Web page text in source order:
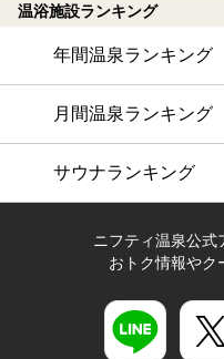
温浴施設ランキング
年間温泉ランキング
月間温泉ランキング
サウナランキング
ニフティ温泉公式
おトク情報やク